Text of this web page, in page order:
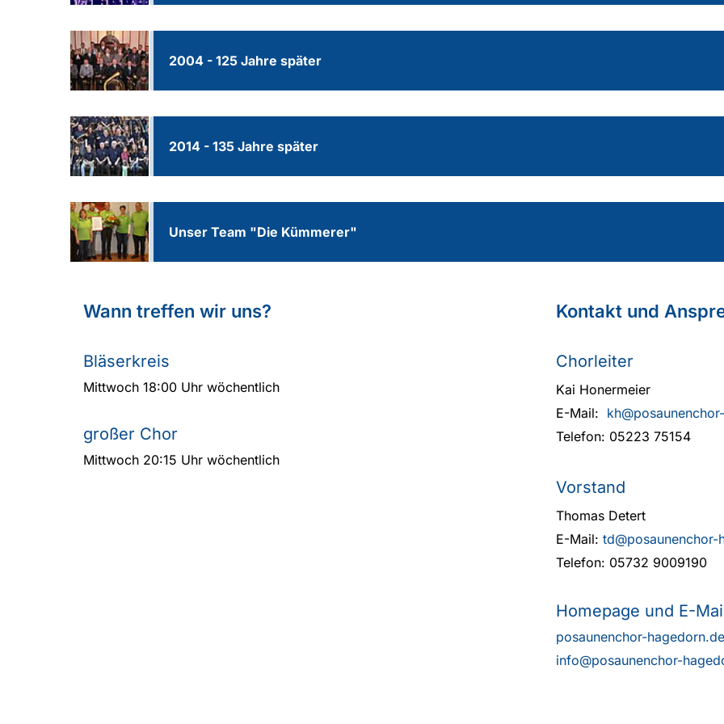
2004 - 125 Jahre später
2014 - 135 Jahre später
Unser Team "Die Kümmerer"
Wann treffen wir uns?
Bläserkreis
Mittwoch 18:00 Uhr wöchentlich
großer Chor
Mittwoch 20:15 Uhr wöchentlich
Kontakt und
Chorleiter
Kai Honermeier
E-Mail:
Telefon: 05223 75154
Vorstand
Thomas Detert
E-Mail: td@posaunenchor-
Telefon: 05732 9009190
Homepage und E-
posaunenchor-hagedorn.de
info@posaunenchor-